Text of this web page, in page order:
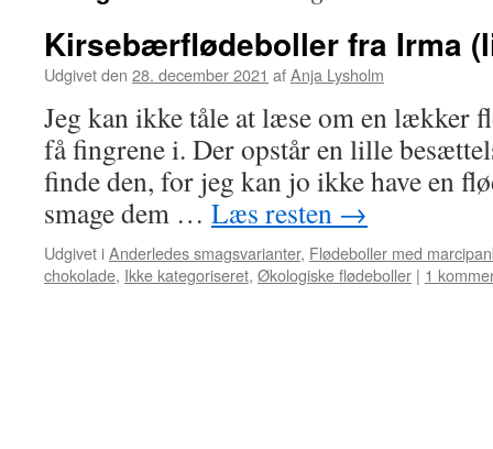
Kirsebærflødeboller fra Irma
Udgivet den 28. december 2021 afAnja Lysholm
Jeg kan ikke tåle at læse om en lækker
få fingrene i. Der opstår en lille
finde den, for jeg kan jo ikke have en
smage dem … Læs resten →
Udgivet iAnderledes smagsvarianter, Flødeboller med
chokolade, Ikke kategoriseret, Økologiske flødeboller | 1